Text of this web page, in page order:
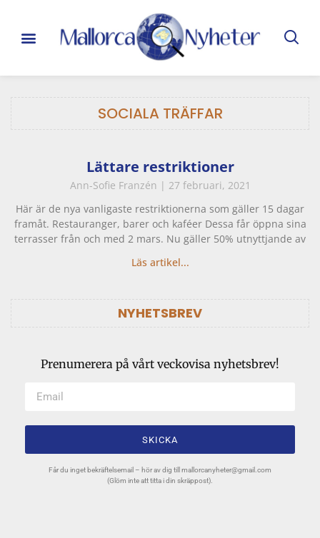
SOCIALA TRÄFFAR
Lättare restriktioner
Ann-Sofie Franzén
27 februari, 2021
Här är de nya vanligaste restriktionerna som gäller 15 dagar
framåt. Restauranger, barer och kaféer Dessa får öppna sina
terrasser från och med 2 mars. Nu gäller 50% utnyttjande av
Läs artikel...
NYHETSBREV
Prenumerera på vårt veckovisa nyhetsbrev!
SKICKA
Får du inget bekräftelsemail – hör av dig till mallorcanyheter@gmail.com
(Glöm inte att titta i din skräppost).